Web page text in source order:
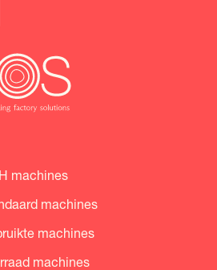
machines
machines
machines
machines